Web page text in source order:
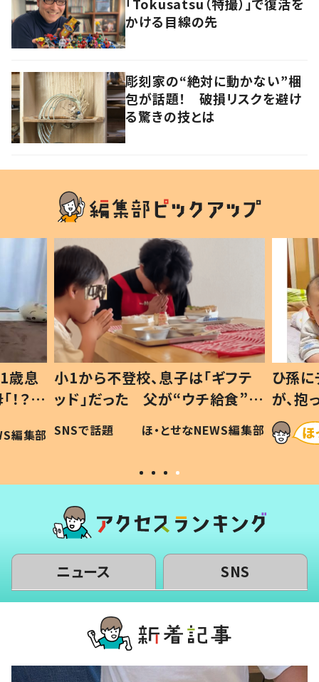
「Tokusatsu（特撮）」で復活を
かける目線の先
彫刻家の“絶対に動かない”梱
包が話題！ 破損リスクを避け
る驚きの技とは
フテ
食”を
編集部
ひ孫にデレデレな80歳じいじ
が、抱っこすると…ひ孫の反応に
「涙が出ました」「可愛くて仕方な
い」
ほ・とせなNEWS編集部
ニュース SNS